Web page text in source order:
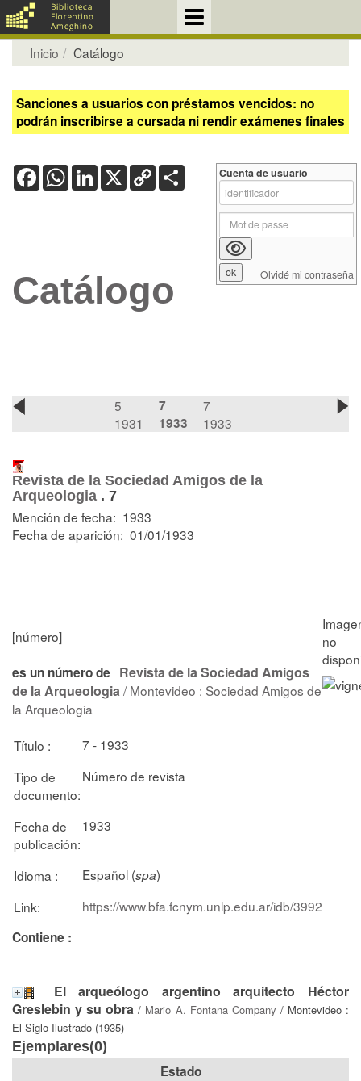
Inicio Catálogo
Sanciones a usuarios con préstamos vencidos: no
podrán inscribirse a cursada ni rendir exámenes finales
FacebookWhatsApp
LinkedIn
X Copy
Link
Catálogo
5
1931
7
1933
7
1933
Revista de la Sociedad Amigos de la
Arqueologia . 7
Mención de fecha: 1933
Fecha de aparición: 01/01/1933
[número]
es un número de Revista de la Sociedad Amigos
de la Arqueologia / Montevideo : Sociedad Amigos de
la Arqueologia
Título :
7 - 1933
Tipo de
documento:
Número de revista
Fecha de
publicación:
1933
Idioma : Español (spa)
Link:
https://www.bfa.fcnym.unlp.edu.ar/idb/3992
Contiene :
El arqueólogo argentino arquitecto Héctor
Greslebin y su obra / Mario A. Fontana Company / Montevideo :
El Siglo Ilustrado (1935)
Ejemplares(0)
Estado
Cuenta de usuario
Olvidé mi contraseña